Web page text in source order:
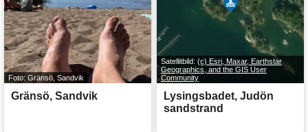
Foto: Gränsö, Sandvik
Gränsö, Sandvik
Satellitbild: (c) Esri, Maxar, Earthstar
Geographics, and the GIS User
Community
Lysingsbadet, Judön
sandstrand